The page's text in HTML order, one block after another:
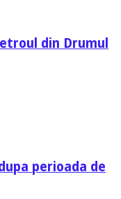
din Drumul
perioada de